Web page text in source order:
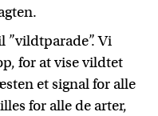
”vildtparade”. Vi
for at vise vildtet
et signal for alle
for alle de arter,